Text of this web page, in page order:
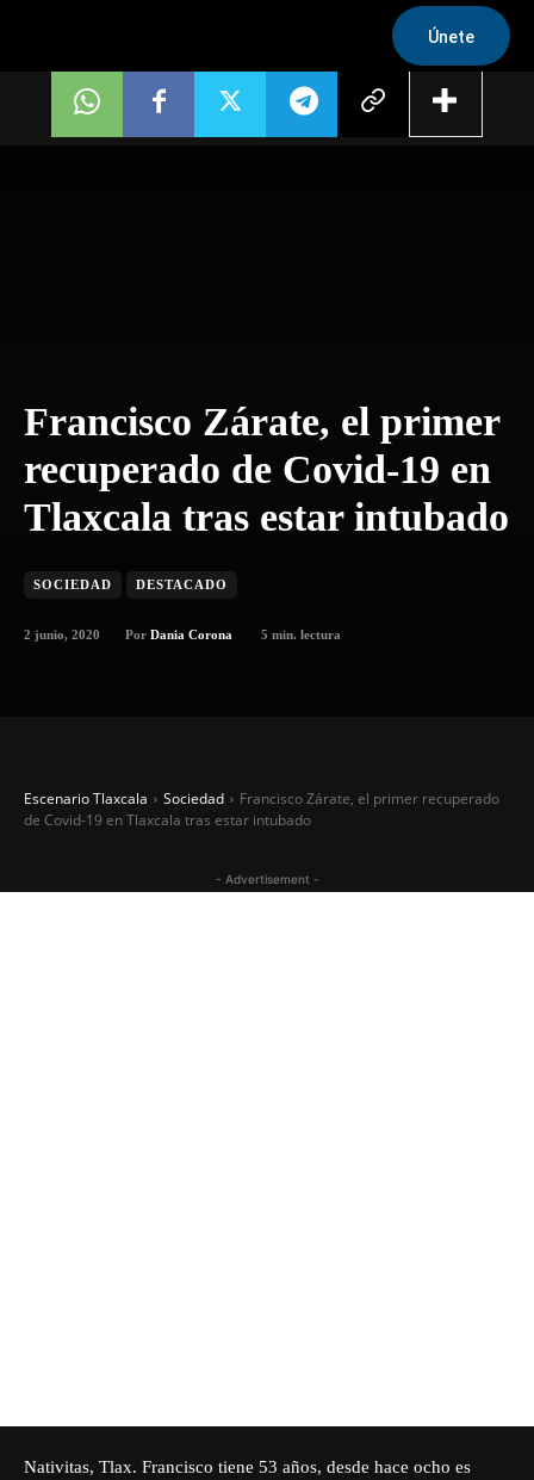
Únete
Francisco Zárate, el primer
recuperado de Covid-19 en
Tlaxcala tras estar intubado
SOCIEDAD DESTACADO
2 junio, 2020 Por Dania Corona 5 min. lectura
Escenario Tlaxcala Sociedad
Francisco Zárate, el primer recuperado
de Covid-19 en Tlaxcala tras estar intubado
- Advertisement -
Nativitas, Tlax. Francisco tiene 53 años, desde hace ocho es